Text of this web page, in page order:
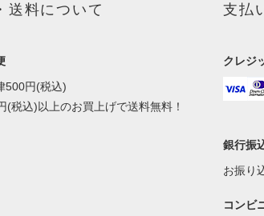
送料について
500円(税込)
(税込)以上のお買上げで送料無料！
支払
クレジ
銀行振
お振り
コンビ